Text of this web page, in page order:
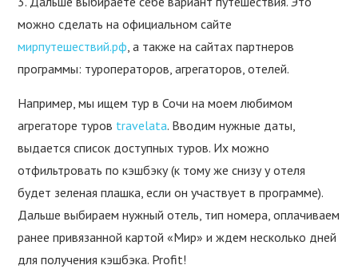
можно сделать на официальном сайте
мирпутешествий.рф, а также на сайтах партнеров
программы: туроператоров, агрегаторов, отелей.
Например, мы ищем тур в Сочи на моем любимом
агрегаторе туров travelata. Вводим нужные даты,
выдается список доступных туров. Их можно
отфильтровать по кэшбэку (к тому же снизу у отеля
будет зеленая плашка, если он участвует в программе).
Дальше выбираем нужный отель, тип номера, оплачиваем
ранее привязанной картой «Мир» и ждем несколько дней
для получения кэшбэка. Profit!